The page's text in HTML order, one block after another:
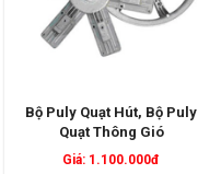
Bộ Puly Quạt Hút, Bộ Puly
Quạt Thông Gió
Giá: 1.100.000đ